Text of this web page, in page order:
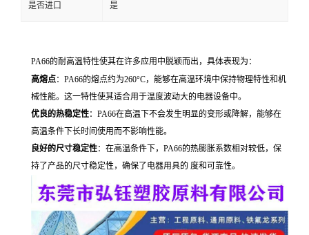
是否进口 是
PA66的耐高温特性使其在许多应用中脱颖而出，具体表现为：
高熔点：PA66的熔点约为260°C，能够在高温环境中保持物理特性和机
械性能。这一特性使其适合用于温度波动大的电器设备中。
优良的热稳定性：PA66在高温下不会发生明显的变形或降解，能够在
高温条件下长时间使用而不影响性能。
良好的尺寸稳定性：在高温条件下，PA66的热膨胀系数相对较低，保
持了产品的尺寸稳定性，确保了电器用具的 度和可靠性。